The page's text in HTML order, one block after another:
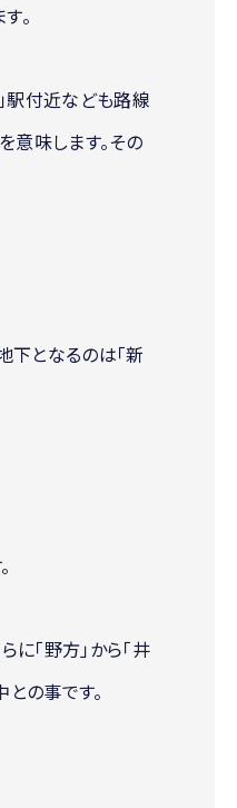
。
駅付近なども路線
味します。その
下となるのは｢新
「野方」から「井
の事です。